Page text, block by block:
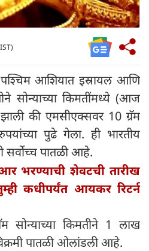
पश्चिम आशियात इस्रायल आणि
सोन्याच्या किमतींमध्ये (आज
की एमसीएक्सवर 10 ग्रॅम
पुढे गेला. ही भारतीय
सर्वोच्च पातळी आहे.
भरण्याची शेवटची तारीख
कधीपर्यंत आयकर रिटर्न
सोन्याच्या किमतीने 1 लाख
पातळी ओलांडली आहे.